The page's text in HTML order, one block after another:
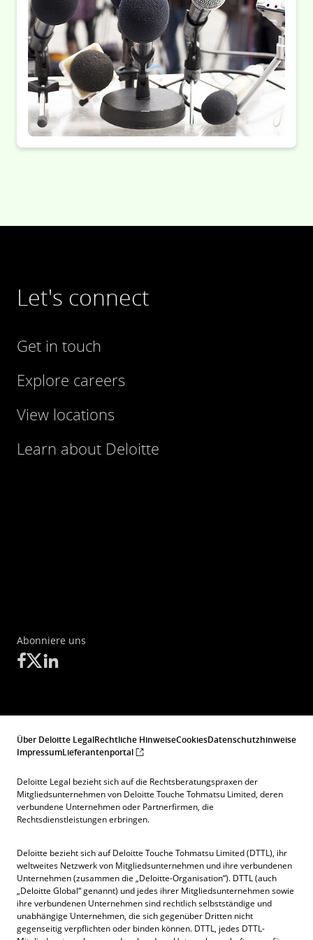
Let's connect
Get in touch
Explore careers
View locations
Learn about Deloitte
Abonniere uns
Über Deloitte LegalRechtliche HinweiseCookiesDatenschutzhinweise
ImpressumLieferantenportal
Deloitte Legal bezieht sich auf die Rechtsberatungspraxen der
Mitgliedsunternehmen von Deloitte Touche Tohmatsu Limited, deren
verbundene Unternehmen oder Partnerfirmen, die
Rechtsdienstleistungen erbringen.
Deloitte bezieht sich auf Deloitte Touche Tohmatsu Limited (DTTL), ihr
weltweites Netzwerk von Mitgliedsunternehmen und ihre verbundenen
Unternehmen (zusammen die „Deloitte-Organisation“). DTTL (auch
„Deloitte Global“ genannt) und jedes ihrer Mitgliedsunternehmen sowie
ihre verbundenen Unternehmen sind rechtlich selbstständige und
unabhängige Unternehmen, die sich gegenüber Dritten nicht
gegenseitig verpflichten oder binden können. DTTL, jedes DTTL-